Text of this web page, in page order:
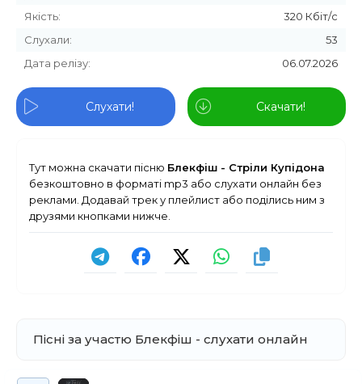
Якість:
320 Кбіт/с
Слухали:
53
Дата релізу:
06.07.2026
Слухати! Скачати!
Тут можна скачати пісню Блекфіш - Стріли Купідона
безкоштовно в форматі mp3 або слухати онлайн без
реклами. Додавай трек у плейлист або поділись ним з
друзями кнопками нижче.
Пісні за участю Блекфіш - слухати онлайн